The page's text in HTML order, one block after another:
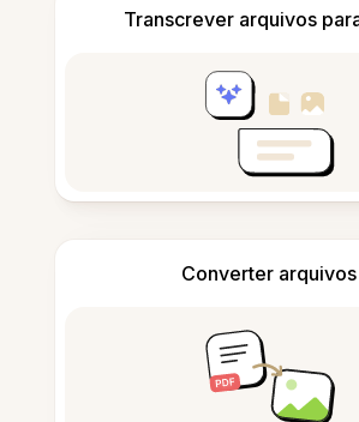
Transcrever arquivos
Converter arquivos